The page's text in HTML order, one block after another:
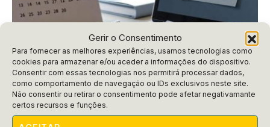
Gerir o Consentimento
Para fornecer as melhores experiências, usamos tecnologias como
cookies para armazenar e/ou aceder a informações do dispositivo.
Consentir com essas tecnologias nos permitirá processar dados,
como comportamento de navegação ou IDs exclusivos neste site.
Não consentir ou retirar o consentimento pode afetar negativamante
certos recursos e funções.
Notícias
Prazo para declaração do Imposto